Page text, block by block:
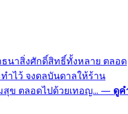
นาสิ่งศักดิ์สิทธิ์ทั้งหลาย ตลอด
ไว้ จงดลบันดาลให้ร้าน
ข ตลอดไปด้วยเทอญ...—ดูค